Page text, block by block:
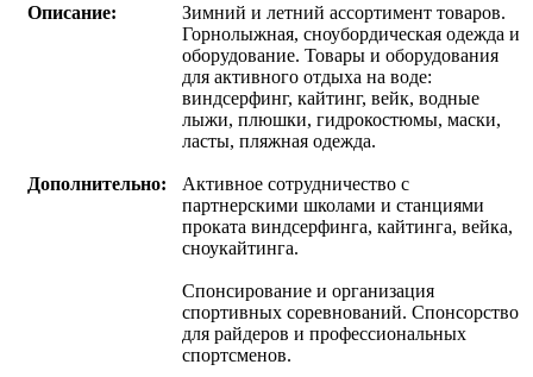
Описание:
Зимний и летний ассортимент товаров.
Горнолыжная, сноубордическая одежда и
оборудование. Товары и оборудования
для активного отдыха на воде:
виндсерфинг, кайтинг, вейк, водные
лыжи, плюшки, гидрокостюмы, маски,
ласты, пляжная одежда.
Дополнительно:
Активное сотрудничество с
партнерскими школами и станциями
проката виндсерфинга, кайтинга, вейка,
сноукайтинга.
Спонсирование и организация
спортивных соревнований. Спонсорство
для райдеров и профессиональных
спортсменов.